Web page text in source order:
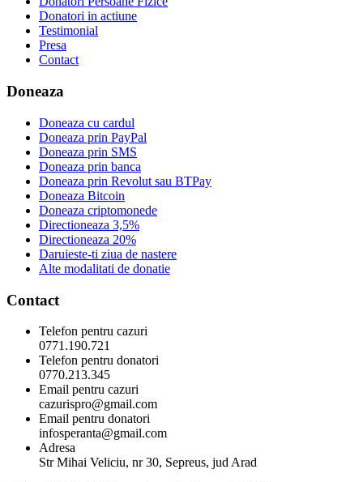
Donatori in actiune
Testimonial
Presa
Contact
Doneaza
Doneaza cu cardul
Doneaza prin PayPal
Doneaza prin SMS
Doneaza prin banca
Doneaza prin Revolut sau BTPay
Doneaza Bitcoin
Doneaza criptomonede
Directioneaza 3,5%
Directioneaza 20%
Daruieste-ti ziua de nastere
Alte modalitati de donatie
Contact
Telefon pentru cazuri
0771.190.721
Telefon pentru donatori
0770.213.345
Email pentru cazuri
cazurispro@gmail.com
Email pentru donatori
infosperanta@gmail.com
Adresa
Str Mihai Veliciu, nr 30, Sepreus, jud Arad